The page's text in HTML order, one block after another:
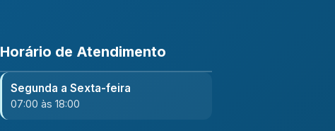
Horário de Atendimento
Segunda a Sexta-feira
07:00 às 18:00